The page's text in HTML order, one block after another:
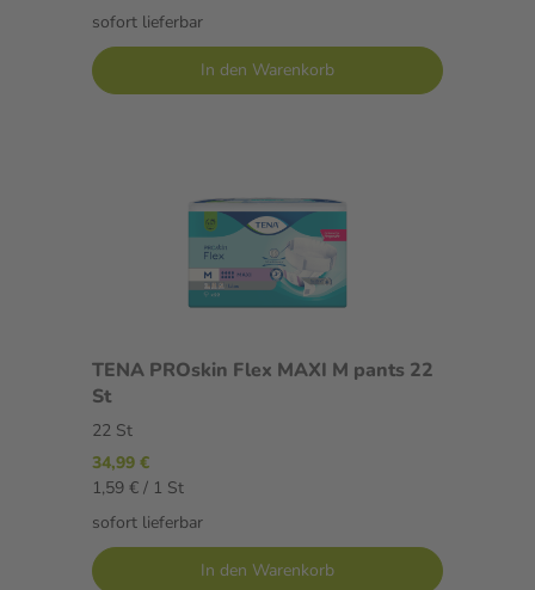
sofort lieferbar
In den Warenkorb
TENA PROskin Flex MAXI M pants 22
St
22 St
34,99 €
1,59 € / 1 St
sofort lieferbar
In den Warenkorb